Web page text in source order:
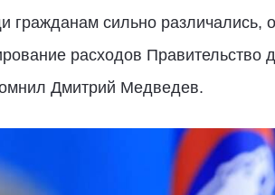
сильно различались,
расходов
Дмитрий Медведев.